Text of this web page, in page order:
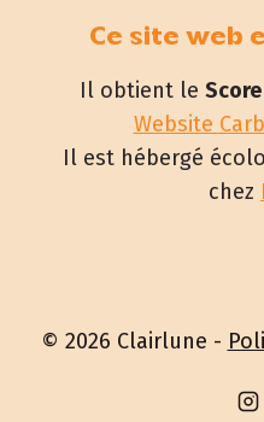
Ce site web
Il obtient le Score
Website
Il est hébergé
chez
© 2026 Clairlune -